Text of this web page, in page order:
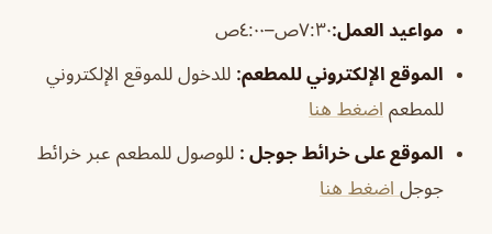
مواعيد العمل:٧:٣٠ص–٤:٠٠ص
الموقع الإلكتروني للمطعم: للدخول للموقع الإلكتروني
للمطعم اضغط هنا
الموقع على خرائط جوجل : للوصول للمطعم عبر خرائط
جوجل اضغط هنا